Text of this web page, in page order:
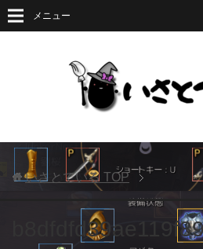
メニュー
いさとている TOP